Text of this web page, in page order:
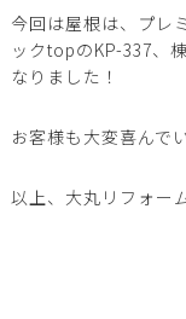
今回は屋根は、プレ
ックtopのKP-337、
なりました！
お客様も大変喜んで
以上、大丸リフォー